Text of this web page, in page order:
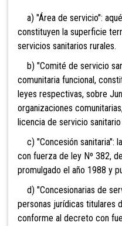
a) "Área de servicio":
constituyen la superficie
servicios sanitarios rurales.
b) "Comité de servicio
comunitaria funcional,
leyes respectivas, sobre
organizaciones
licencia de servicio sanitario
c) "Concesión sanitaria":
con fuerza de ley Nº 382,
promulgado el año 1988 y
d) "Concesionarias de
personas jurídicas titulares
conforme al decreto con